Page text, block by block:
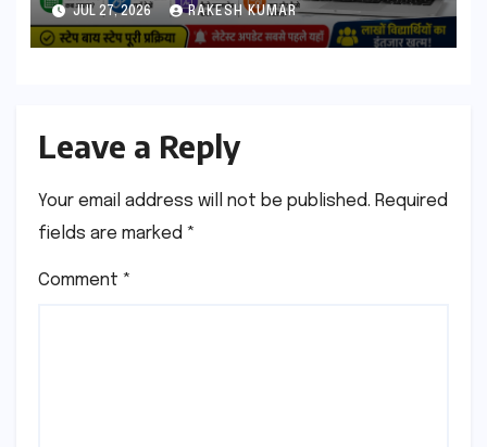
Direct Link, Marksheet
Download Process
JUL 27, 2026 RAKESH KUMAR
Leave a Reply
Your email address will not be published. Required
fields are marked *
Comment *